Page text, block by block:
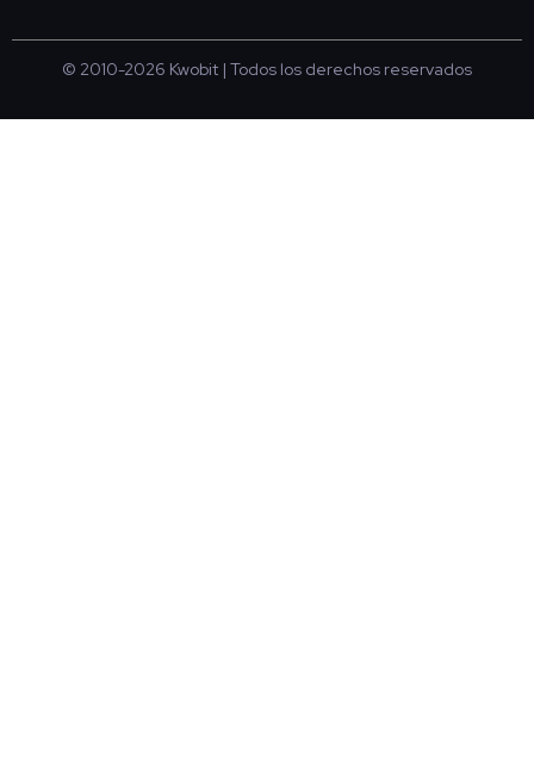
© 2010-2026 Kwobit | Todos los derechos reservados